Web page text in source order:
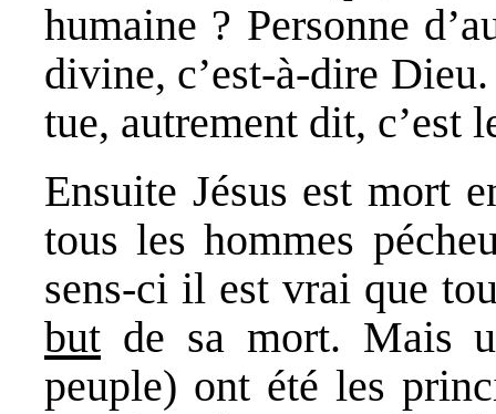
humaine ? Personne
divine, c’est-à-dire
tue, autrement dit, c’est
Ensuite Jésus est mort
tous les hommes
sens-ci il est vrai que
but de sa mort. Mais
peuple) ont été les